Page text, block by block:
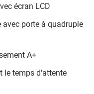
écran LCD
porte à quadruple
A+
le temps d'attente